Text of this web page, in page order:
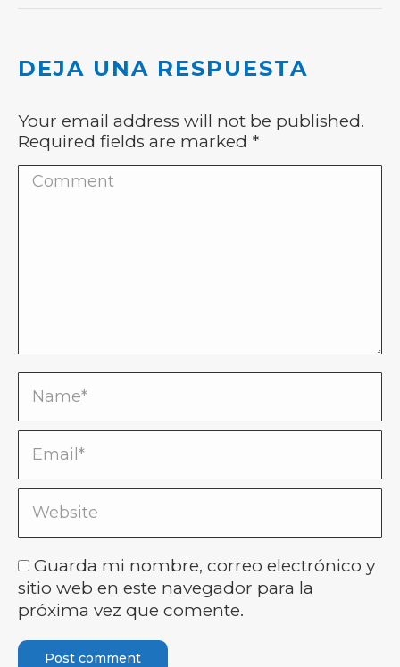
DEJA UNA RESPUESTA
Your email address will not be published.
Required fields are marked *
Comment
Guarda mi nombre, correo electrónico y
sitio web en este navegador para la
próxima vez que comente.
Post comment